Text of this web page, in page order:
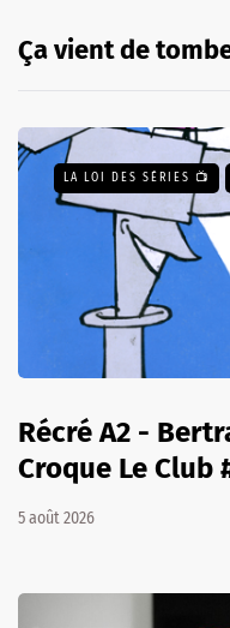
Ça vient de
LA LOI DES SÉRIES 📺
Récré A2 -
Croque Le Club
5 août 2026